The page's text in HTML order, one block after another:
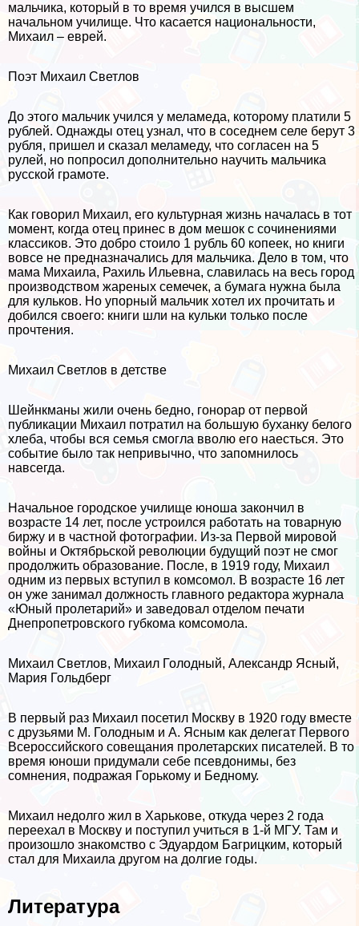
мальчика, который в то время учился в высшем
начальном училище. Что касается национальности,
Михаил – еврей.
Поэт Михаил Светлов
До этого мальчик учился у меламеда, которому платили 5
рублей. Однажды отец узнал, что в соседнем селе берут 3
рубля, пришел и сказал меламеду, что согласен на 5
рулей, но попросил дополнительно научить мальчика
русской грамоте.
Как говорил Михаил, его культурная жизнь началась в тот
момент, когда отец принес в дом мешок с сочинениями
классиков. Это добро стоило 1 рубль 60 копеек, но книги
вовсе не предназначались для мальчика. Дело в том, что
мама Михаила, Рахиль Ильевна, славилась на весь город
производством жареных семечек, а бумага нужна была
для кульков. Но упopный мальчик хотел их прочитать и
добился своего: книги шли на кульки только после
прочтения.
Михаил Светлов в детстве
Шейнкманы жили очень бедно, гонорар от первой
публикации Михаил потратил на большую буханку белого
хлеба, чтобы вся семья смогла вволю его наесться. Это
событие было так непривычно, что запомнилось
навсегда.
Начальное городское училище юноша закончил в
возрасте 14 лет, после устроился работать на товарную
биржу и в частной фотографии. Из-за Первой мировой
войны и Октябрьской революции будущий поэт не смог
продолжить образование. После, в 1919 году, Михаил
одним из первых вступил в комсомол. В возрасте 16 лет
он уже занимал должность главного редактора журнала
«Юный пролетарий» и заведовал отделом печати
Днепропетровского губкома комсомола.
Михаил Светлов, Михаил Голодный, Александр Ясный,
Мария Гольдберг
В первый раз Михаил посетил Москву в 1920 году вместе
с друзьями М. Голодным и А. Ясным как делегат Первого
Всероссийского совещания пролетарских писателей. В то
время юноши придумали себе псевдонимы, без
сомнения, подражая Горькому и Бедному.
Михаил недолго жил в Харькове, откуда через 2 года
переехал в Москву и поступил учиться в 1-й МГУ. Там и
произошло знакомство с Эдуардом Багрицким, который
стал для Михаила другом на долгие годы.
Литература